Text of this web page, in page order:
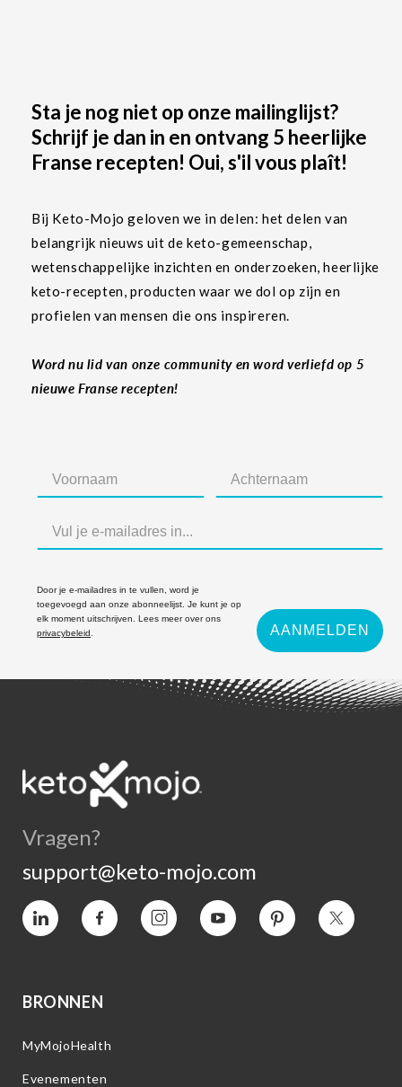
Sta je nog niet op onze mailinglijst?
Schrijf je dan in en ontvang 5 heerlijke
Franse recepten! Oui, s'il vous plaît!
Bij Keto-Mojo geloven we in delen: het delen van
belangrijk nieuws uit de keto-gemeenschap,
wetenschappelijke inzichten en onderzoeken, heerlijke
keto-recepten, producten waar we dol op zijn en
profielen van mensen die ons inspireren.
Word nu lid van onze community en word verliefd op 5
nieuwe Franse recepten!
Door je e-mailadres in te vullen, word je
toegevoegd aan onze abonneelijst. Je kunt je op
elk moment uitschrijven. Lees meer over ons
privacybeleid
AANMELDEN
Vragen?
support@keto-mojo.com
Vimeo Facebook InstagramYouTube Pinterest Twitter
BRONNEN
MyMojoHealth
Evenementen